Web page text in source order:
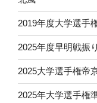
2019年度大学選手
2025年度早明戦振
2025大学選手権帝
2025年大学選手